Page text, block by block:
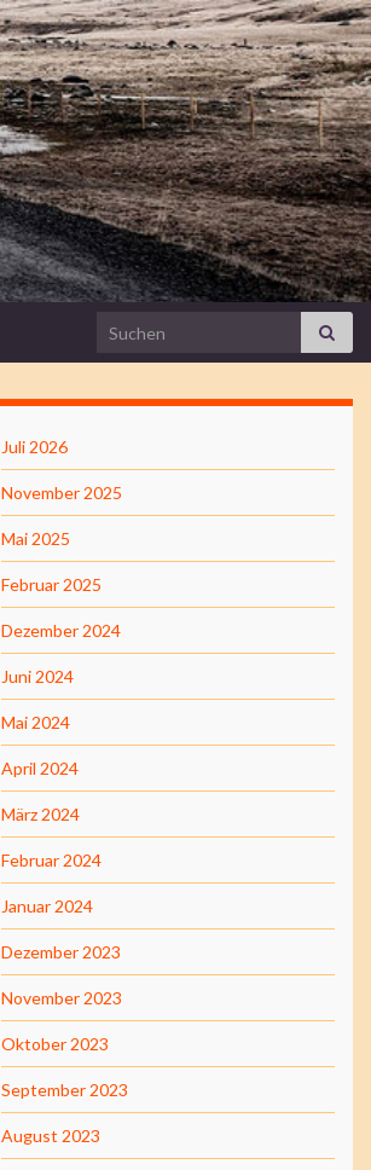
Search for:
Juli 2026
November 2025
Mai 2025
Februar 2025
Dezember 2024
Juni 2024
Mai 2024
April 2024
März 2024
Februar 2024
Januar 2024
Dezember 2023
November 2023
Oktober 2023
September 2023
August 2023